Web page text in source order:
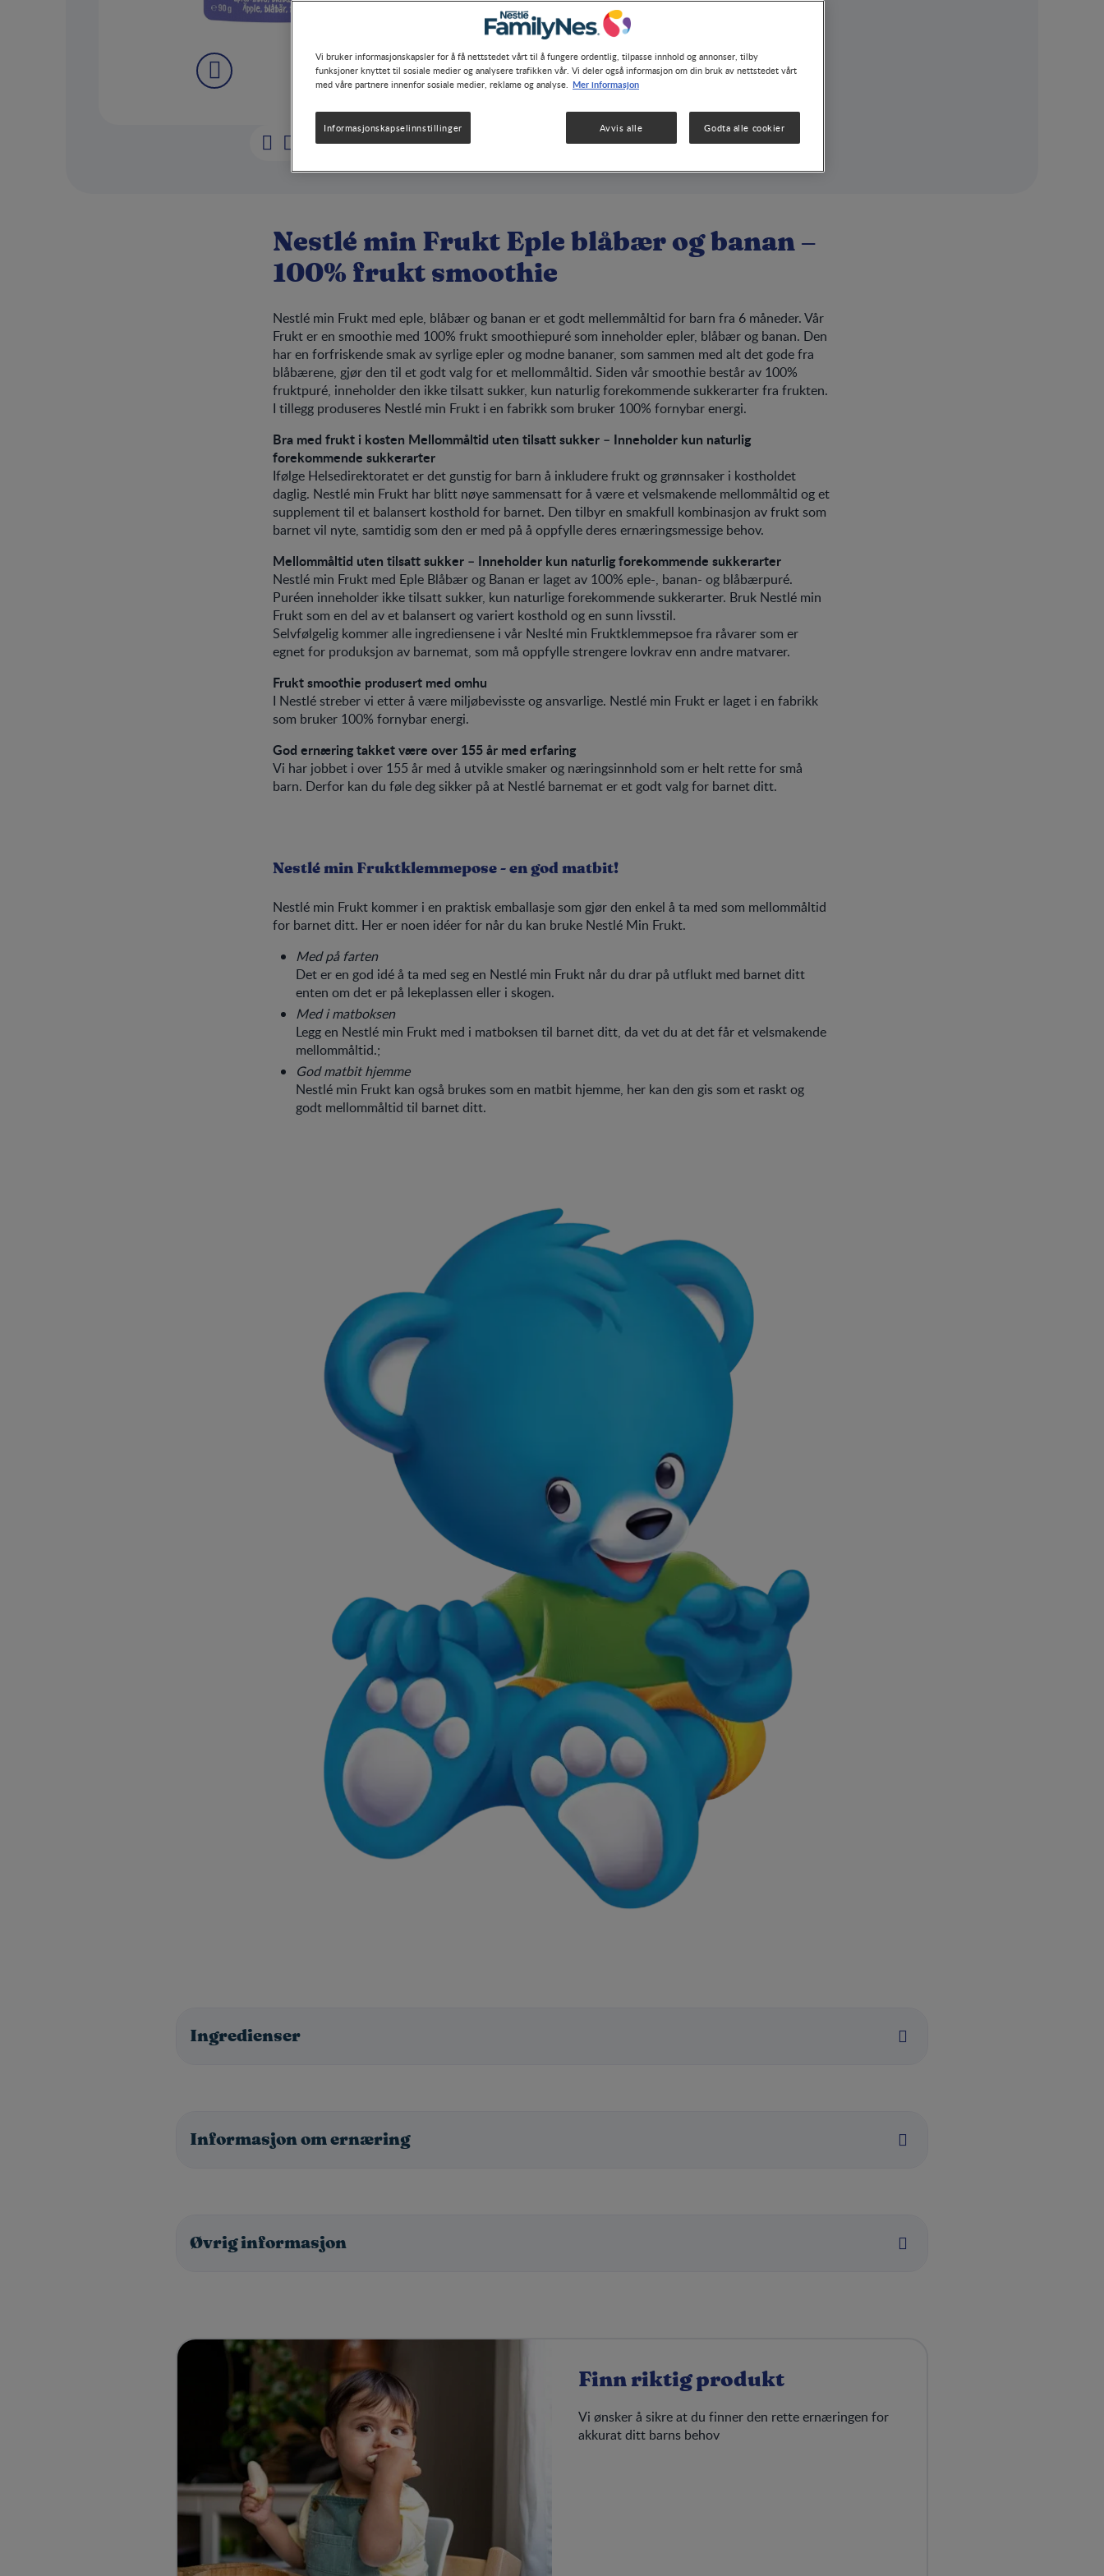
Nestlé min Frukt Eple blåbær og banan –
100% frukt smoothie
Nestlé min Frukt med eple, blåbær og banan er et godt mellemmåltid for barn fra 6 måneder. Vår
Frukt er en smoothie med 100% frukt smoothiepuré som inneholder epler, blåbær og banan. Den
har en forfriskende smak av syrlige epler og modne bananer, som sammen med alt det gode fra
blåbærene, gjør den til et godt valg for et mellommåltid. Siden vår smoothie består av 100%
fruktpuré, inneholder den ikke tilsatt sukker, kun naturlig forekommende sukkerarter fra frukten.
I tillegg produseres Nestlé min Frukt i en fabrikk som bruker 100% fornybar energi.
Bra med frukt i kosten Mellommåltid uten tilsatt sukker – Inneholder kun naturlig
forekommende sukkerarter
Ifølge Helsedirektoratet er det gunstig for barn å inkludere frukt og grønnsaker i kostholdet
daglig. Nestlé min Frukt har blitt nøye sammensatt for å være et velsmakende mellommåltid og et
supplement til et balansert kosthold for barnet. Den tilbyr en smakfull kombinasjon av frukt som
barnet vil nyte, samtidig som den er med på å oppfylle deres ernæringsmessige behov.
Mellommåltid uten tilsatt sukker – Inneholder kun naturlig forekommende sukkerarter
Nestlé min Frukt med Eple Blåbær og Banan er laget av 100% eple-, banan- og blåbærpuré.
Puréen inneholder ikke tilsatt sukker, kun naturlige forekommende sukkerarter. Bruk Nestlé min
Frukt som en del av et balansert og variert kosthold og en sunn livsstil.
Selvfølgelig kommer alle ingrediensene i vår Neslté min Fruktklemmepsoe fra råvarer som er
egnet for produksjon av barnemat, som må oppfylle strengere lovkrav enn andre matvarer.
Frukt smoothie produsert med omhu
I Nestlé streber vi etter å være miljøbevisste og ansvarlige. Nestlé min Frukt er laget i en fabrikk
som bruker 100% fornybar energi.
God ernæring takket være over 155 år med erfaring
Vi har jobbet i over 155 år med å utvikle smaker og næringsinnhold som er helt rette for små
barn. Derfor kan du føle deg sikker på at Nestlé barnemat er et godt valg for barnet ditt.
Nestlé min Fruktklemmepose - en god matbit!
Nestlé min Frukt kommer i en praktisk emballasje som gjør den enkel å ta med som mellommåltid
for barnet ditt. Her er noen idéer for når du kan bruke Nestlé Min Frukt.
Med på farten
Det er en god idé å ta med seg en Nestlé min Frukt når du drar på utflukt med barnet ditt
enten om det er på lekeplassen eller i skogen.
Med i matboksen
Legg en Nestlé min Frukt med i matboksen til barnet ditt, da vet du at det får et velsmakende
mellommåltid.;
God matbit hjemme
Nestlé min Frukt kan også brukes som en matbit hjemme, her kan den gis som et raskt og
godt mellommåltid til barnet ditt.
Ingredienser
Informasjon om ernæring
Øvrig informasjon
Finn riktig produkt
Vi ønsker å sikre at du finner den rette ernæringen for
akkurat ditt barns behov
Vi bruker informasjonskapsler for å få nettstedet vårt til å fungere ordentlig, tilpasse innhold og annonser, tilby
funksjoner knyttet til sosiale medier og analysere trafikken vår. Vi deler også informasjon om din bruk av nettstedet vårt
med våre partnere innenfor sosiale medier, reklame og analyse. Mer informasjon
Informasjonskapselinnstillinger Avvis alle Godta alle cookier